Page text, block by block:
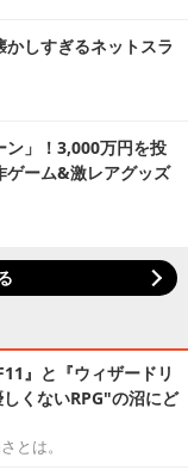
かしすぎるネットスラ
ン」！3,000万円を投
ゲーム&激レアグッズ
』と『ウィザードリ
くないRPG"の沼にど
とは。